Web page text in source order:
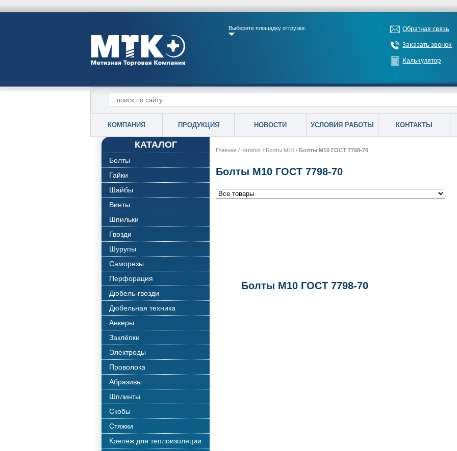
Выберите площадку отгрузки: Обратная связь
Заказать звонок
Калькулятор
КОМПАНИЯ ПРОДУКЦИЯ НОВОСТИ УСЛОВИЯ РАБОТЫ КОНТАКТЫ
КАТАЛОГ
Болты
Гайки
Шайбы
Винты
Шпильки
Гвозди
Шурупы
Саморезы
Перфорация
Дюбель-гвозди
Дюбельная техника
Анкеры
Заклёпки
Электроды
Проволока
Абразивы
Шплинты
Скобы
Стяжки
Крепёж для теплоизоляции
Главная / Каталог / Болты М10 / Болты М10 ГОСТ 7798-70
Болты М10 ГОСТ 7798-70
Болты М10 ГОСТ 7798-70